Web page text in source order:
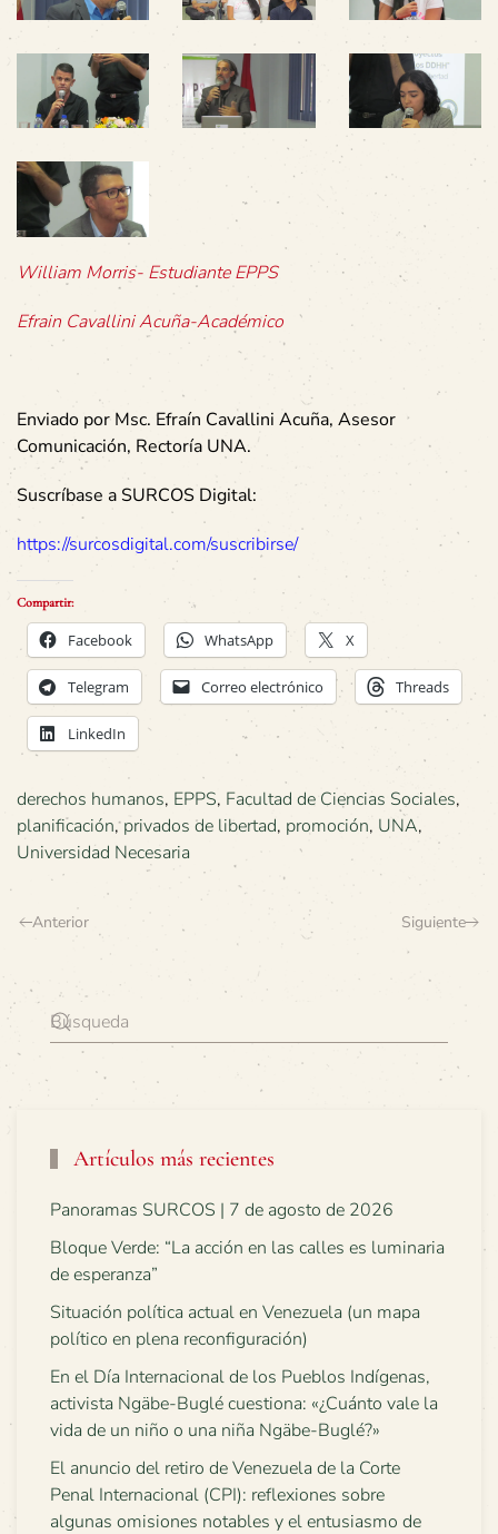
William Morris- Estudiante EPPS
Efrain Cavallini Acuña-Académico
Enviado por Msc. Efraín Cavallini Acuña, Asesor
Comunicación, Rectoría UNA.
Suscríbase a SURCOS Digital:
https://surcosdigital.com/suscribirse/
Compartir:
Facebook WhatsApp X
Telegram Correo electrónico Threads
LinkedIn
derechos humanos, EPPS, Facultad de Ciencias Sociales,
planificación,privados de libertad, promoción, UNA,
Universidad Necesaria
Anterior Siguiente
Artículos más recientes
Panoramas SURCOS | 7 de agosto de 2026
Bloque Verde: “La acción en las calles es luminaria
de esperanza”
Situación política actual en Venezuela (un mapa
político en plena reconfiguración)
En el Día Internacional de los Pueblos Indígenas,
activista Ngäbe-Buglé cuestiona: «¿Cuánto vale la
vida de un niño o una niña Ngäbe-Buglé?»
El anuncio del retiro de Venezuela de la Corte
Penal Internacional (CPI): reflexiones sobre
algunas omisiones notables y el entusiasmo de